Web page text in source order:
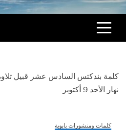
كلمة بندكتس السادس عشر قبيل تلاوة
نهار الأحد 9 أكتوبر
كلمات ومنشورات بابوية